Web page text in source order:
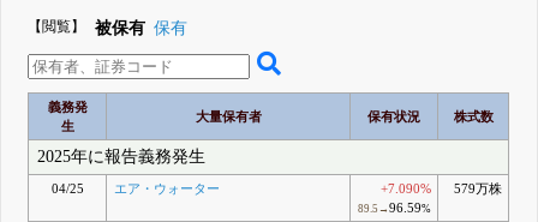
【閲覧】 被保有 保有
義務発
生
大量保有者 保有状況 株式数
2025年に報告義務発生
04/25 エア・ウォーター +7.090%
89.5→ 96.59%
579万株